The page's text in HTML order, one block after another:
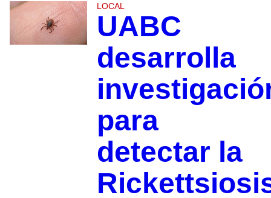
LOCAL
UABC
desarrolla
para
detectar la